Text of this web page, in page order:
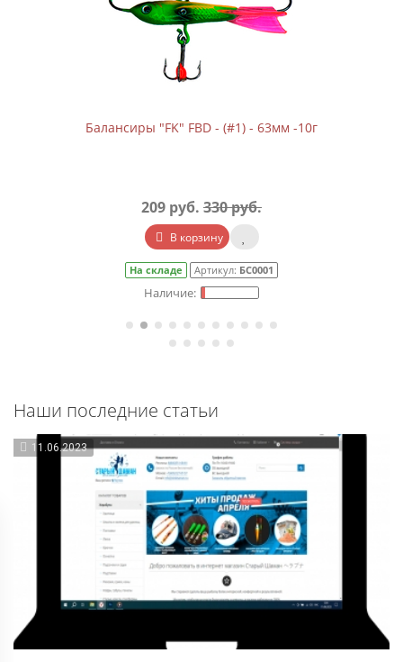
Балансиры "FK" FBD - (#1) - 63мм -10г
209 руб. 330 руб.
В корзину
На складе Артикул: БС0001
Наши последние статьи
11.06.2023